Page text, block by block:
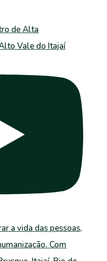
de Alta
Vale do Itajaí